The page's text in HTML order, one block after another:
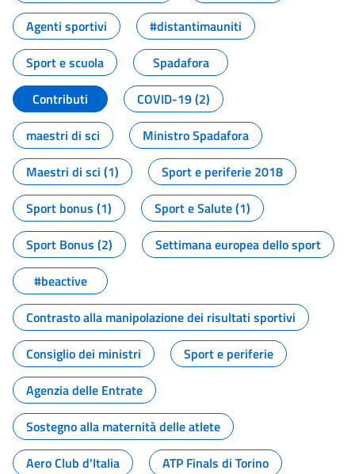
Agenti sportivi
#distantimauniti
Sport e scuola
Spadafora
Contributi
COVID-19 (2)
maestri di sci
Ministro Spadafora
Maestri di sci (1)
Sport e periferie 2018
Sport bonus (1)
Sport e Salute (1)
Sport Bonus (2)
Settimana europea dello sport
#beactive
Contrasto alla manipolazione dei risultati sportivi
Consiglio dei ministri
Sport e periferie
Agenzia delle Entrate
Sostegno alla maternità delle atlete
Aero Club d'Italia
ATP Finals di Torino